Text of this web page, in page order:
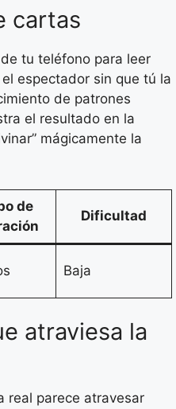
cartas
tu teléfono para leer
espectador sin que tú la
de patrones
el resultado en la
mágicamente la
de
Dificultad
Baja
atraviesa la
real parece atravesar